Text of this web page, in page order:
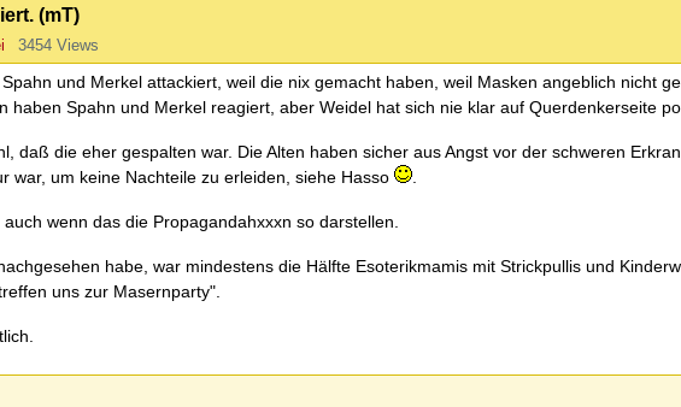
(mT)
3454 Views
und Merkel attackiert, weil die nix gemacht haben, weil Masken angeblich nicht
haben Spahn und Merkel reagiert, aber Weidel hat sich nie klar auf Querdenkerseite
daß die eher gespalten war. Die Alten haben sicher aus Angst vor der schweren
war, um keine Nachteile zu erleiden, siehe Hasso
.
wenn das die Propagandahxxxn so darstellen.
habe, war mindestens die Hälfte Esoterikmamis mit Strickpullis und
uns zur Masernparty".